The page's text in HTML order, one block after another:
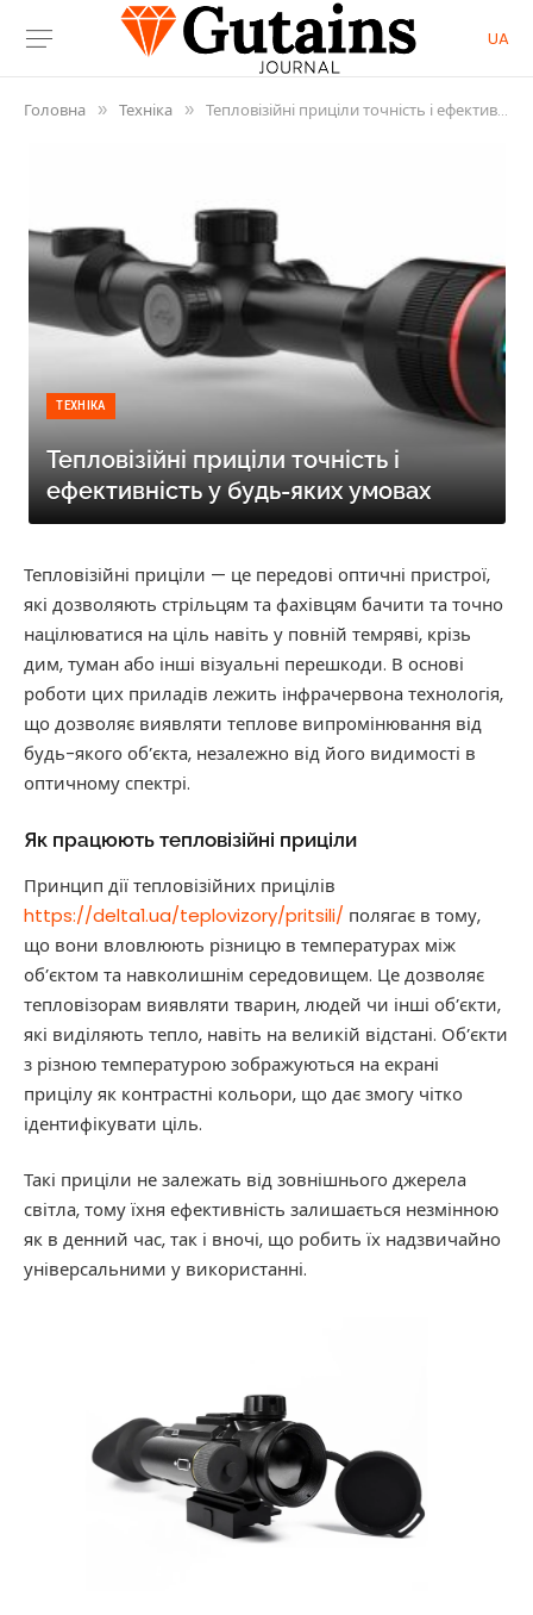
UA
Головна » Техніка » Тепловізійні приціли точність і ефективність у будь-яких умовах
ТЕХНІКА
Тепловізійні приціли точність і
ефективність у будь-яких умовах
Тепловізійні приціли — це передові оптичні пристрої,
які дозволяють стрільцям та фахівцям бачити та точно
націлюватися на ціль навіть у повній темряві, крізь
дим, туман або інші візуальні перешкоди. В основі
роботи цих приладів лежить інфрачервона технологія,
що дозволяє виявляти теплове випромінювання від
будь-якого об’єкта, незалежно від його видимості в
оптичному спектрі.
Як працюють тепловізійні приціли
Принцип дії тепловізійних прицілів
https://delta1.ua/teplovizory/pritsili/ полягає в тому,
що вони вловлюють різницю в температурах між
об’єктом та навколишнім середовищем. Це дозволяє
тепловізорам виявляти тварин, людей чи інші об’єкти,
які виділяють тепло, навіть на великій відстані. Об’єкти
з різною температурою зображуються на екрані
прицілу як контрастні кольори, що дає змогу чітко
ідентифікувати ціль.
Такі приціли не залежать від зовнішнього джерела
світла, тому їхня ефективність залишається незмінною
як в денний час, так і вночі, що робить їх надзвичайно
універсальними у використанні.